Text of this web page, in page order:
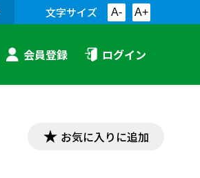
文字サイズ A- A+
会員登録 ログイン
お気に入りに追加